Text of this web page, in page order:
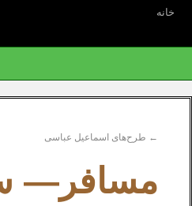
خانه
← طرح‌های اسماعیل عباسی
مسافر—